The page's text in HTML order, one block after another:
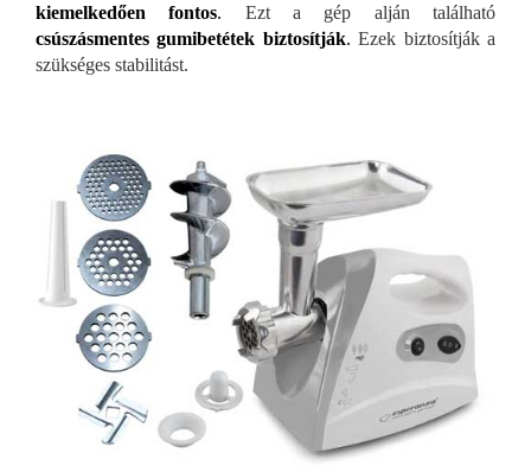
kiemelkedően fontos. Ezt a gép alján található
csúszásmentes gumibetétek biztosítják. Ezek biztosítják a
szükséges stabilitást.